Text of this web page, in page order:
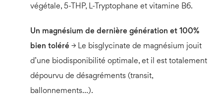
végétale, 5-THP, L-Tryptophane et vitamine B6.
Un magnésium de dernière génération et 100%
bien toléré → Le bisglycinate de magnésium jouit
d’une biodisponibilité optimale, et il est totalement
dépourvu de désagréments (transit,
ballonnements…).